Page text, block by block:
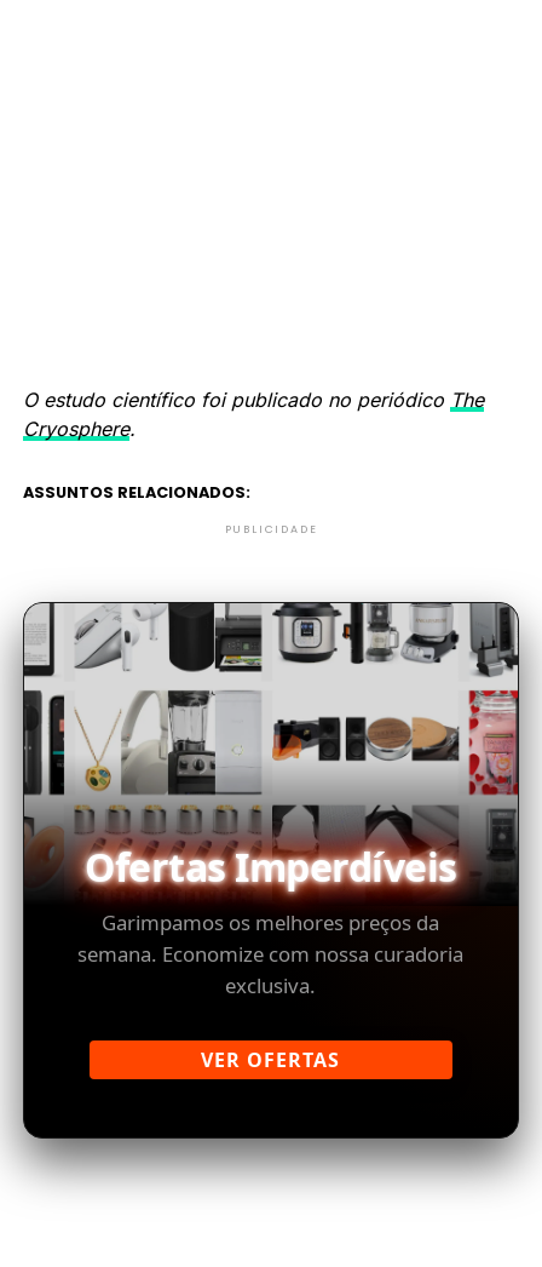
O estudo científico foi publicado no periódico The
Cryosphere.
ASSUNTOS RELACIONADOS:
PUBLICIDADE
Ofertas Imperdíveis
Garimpamos os melhores preços da
semana. Economize com nossa curadoria
exclusiva.
VER OFERTAS